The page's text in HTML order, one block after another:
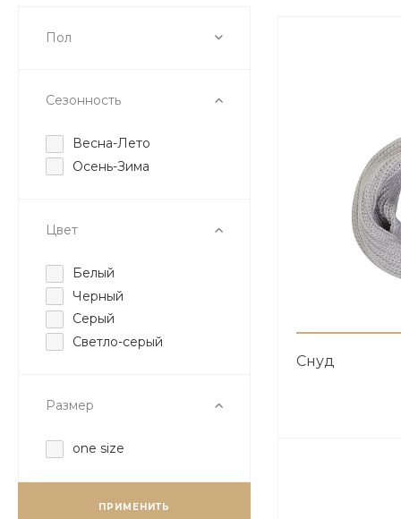
Пол
Сезонность
Весна-Лето
Осень-Зима
Цвет
Белый
Черный
Серый
Светло-серый
Размер
one size
ПРИМЕНИТЬ
Снуд